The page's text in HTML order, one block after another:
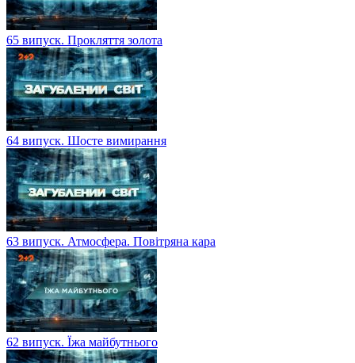
65 випуск. Прокляття золота
64 випуск. Шосте вимирання
63 випуск. Атмосфера. Повітряна кара
62 випуск. Їжа майбутнього